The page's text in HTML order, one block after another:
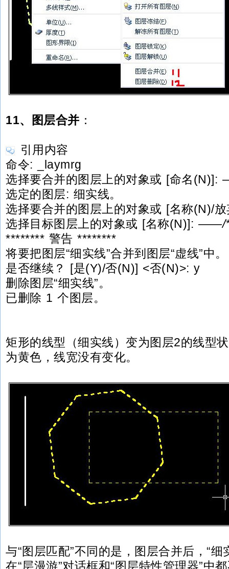
11、图层合并 ：
引用内容
命令: _laymrg
选择要合并的图层上的对象或 [命名
选定的图层: 细实线。
选择要合并的图层上的对象或 [名称(N)/
选择目标图层上的对象或 [名称(N)]: ——/
******** 警告 ********
将要把图层“细实线”合并到图层“虚线”中。
是否继续？ [是(Y)/否(N)] <否(N)>: y
删除图层“细实线”。
已删除 1 个图层。
矩形的线型（细实线）变为图层2的线型
为黄色，线宽没有变化。
与“图层匹配”不同的是，图层合并后，“细
在“层漫游”对话框和“图层特性管理器”中